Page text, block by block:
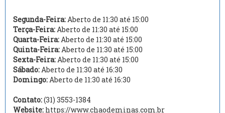
Segunda-Feira:Aberto de 11:30 até 15:00
Terça-Feira:Aberto de 11:30 até 15:00
Quarta-Feira:Aberto de 11:30 até 15:00
Quinta-Feira:Aberto de 11:30 até 15:00
Sexta-Feira:Aberto de 11:30 até 15:00
Sábado:Aberto de 11:30 até 16:30
Domingo:Aberto de 11:30 até 16:30
Contato:(31) 3553-1384
Website: https://www.chaodeminas.com.br